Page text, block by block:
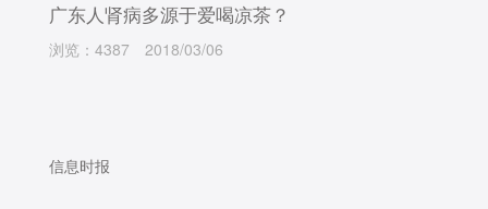
广东人肾病多源于爱喝凉茶？
浏览：4387 2018/03/06
信息时报